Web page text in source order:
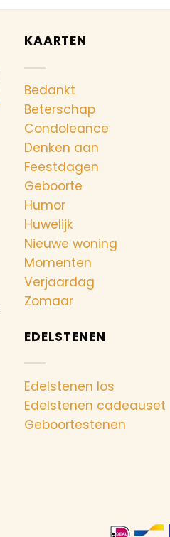
KAARTEN
Bedankt
Beterschap
Condoleance
Denken aan
Feestdagen
Geboorte
Humor
Huwelijk
Nieuwe woning
Momenten
Verjaardag
Zomaar
EDELSTENEN
Edelstenen los
Edelstenen cadeauset
Geboortestenen